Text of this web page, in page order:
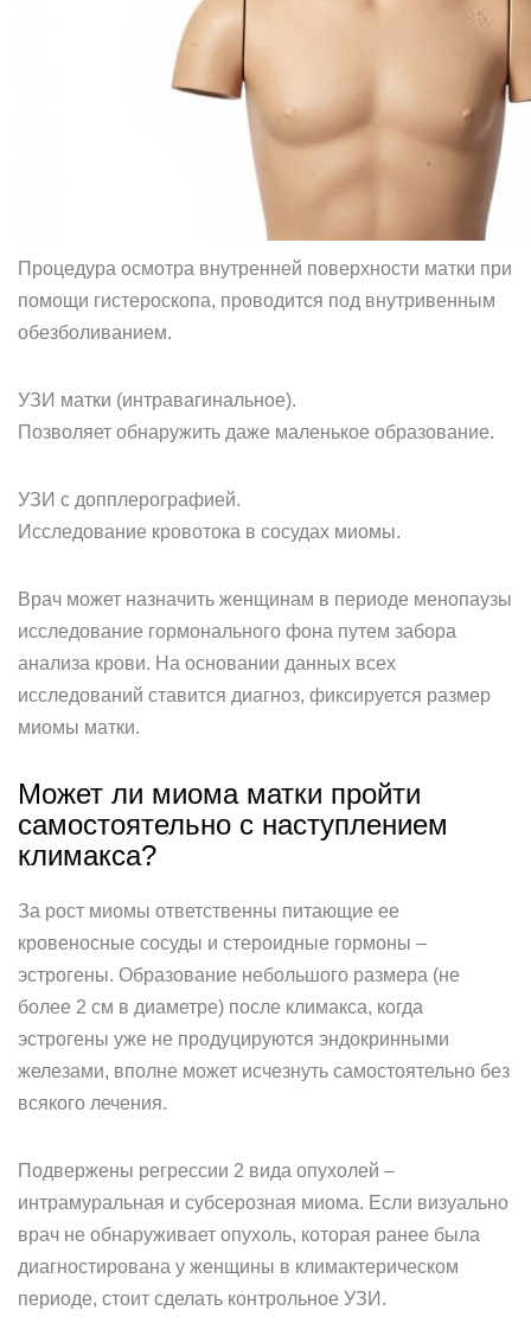
Процедура осмотра внутренней поверхности матки при
помощи гистероскопа, проводится под внутривенным
обезболиванием.
УЗИ матки (интравагинальное).
Позволяет обнаружить даже маленькое образование.
УЗИ с допплерографией.
Исследование кровотока в сосудах миомы.
Врач может назначить женщинам в периоде менопаузы
исследование гормонального фона путем забора
анализа крови. На основании данных всех
исследований ставится диагноз, фиксируется размер
миомы матки.
Может ли миома матки пройти
самостоятельно с наступлением
климакса?
За рост миомы ответственны питающие ее
кровеносные сосуды и стероидные гормоны –
эстрогены. Образование небольшого размера (не
более 2 см в диаметре) после климакса, когда
эстрогены уже не продуцируются эндокринными
железами, вполне может исчезнуть самостоятельно без
всякого лечения.
Подвержены регрессии 2 вида опухолей –
интрамуральная и субсерозная миома. Если визуально
врач не обнаруживает опухоль, которая ранее была
диагностирована у женщины в климактерическом
периоде, стоит сделать контрольное УЗИ.